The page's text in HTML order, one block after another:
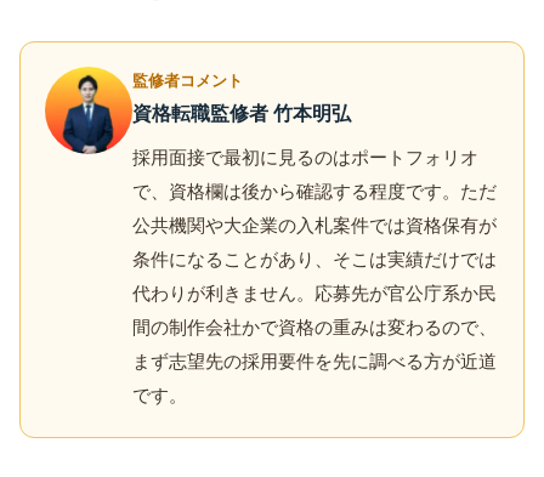
監修者コメント
資格転職監修者 竹本明弘
採用面接で最初に見るのはポートフォリオ
で、資格欄は後から確認する程度です。ただ
公共機関や大企業の入札案件では資格保有が
条件になることがあり、そこは実績だけでは
代わりが利きません。応募先が官公庁系か民
間の制作会社かで資格の重みは変わるので、
まず志望先の採用要件を先に調べる方が近道
です。